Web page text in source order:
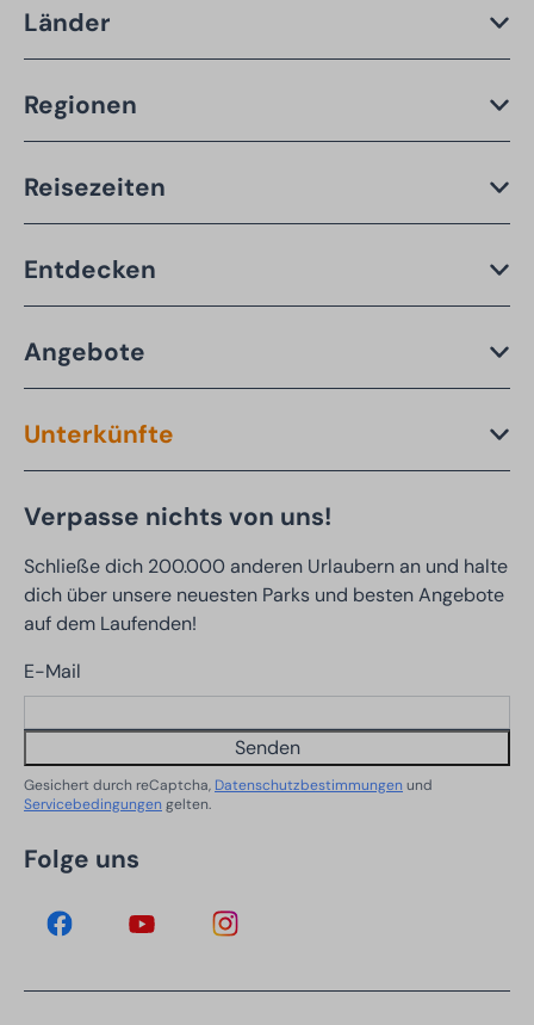
Länder
Regionen
Reisezeiten
Entdecken
Angebote
Unterkünfte
Verpasse nichts von uns!
Schließe dich 200.000 anderen Urlaubern an und halte
dich über unsere neuesten Parks und besten Angebote
auf dem Laufenden!
E-Mail
Senden
Gesichert durch reCaptcha, Datenschutzbestimmungen und
Servicebedingungen gelten.
Folge uns